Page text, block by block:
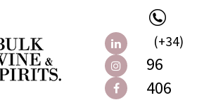
(+34)
96
406